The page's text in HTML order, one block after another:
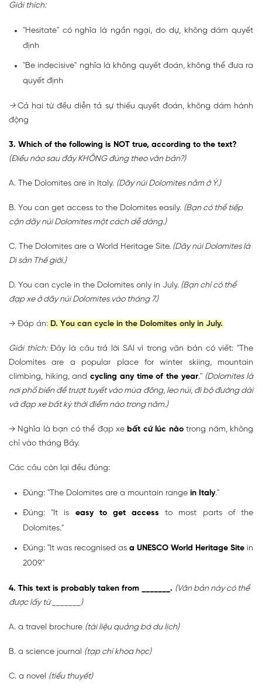
Giải thích:
"Hesitate" có nghĩa là ngần ngại, do dự, không dám quyết
định
"Be indecisive" nghĩa là không quyết đoán, không thể đưa ra
quyết định
→Cả hai từ đều diễn tả sự thiếu quyết đoán, không dám hành
động
3. Which of the following is NOT true, according to the text?
(Điều nào sau đây KHÔNG đúng theo văn bản?)
A. The Dolomites are in Italy. (Dãy núi Dolomites nằm ở Ý.)
B. You can get access to the Dolomites easily. (Bạn có thể tiếp
cận dãy núi Dolomites một cách dễ dàng.)
C. The Dolomites are a World Heritage Site. (Dãy núi Dolomites là
Di sản Thế giới.)
D. You can cycle in the Dolomites only in July. (Bạn chỉ có thể
đạp xe ở dãy núi Dolomites vào tháng 7.)
→ Đáp án: D. You can cycle in the Dolomites only in July.
Giải thích:Đây là câu trả lời SAI vì trong văn bản có viết: "The
Dolomites are a popular place for winter skiing, mountain
climbing, hiking, andcycling any time of the year." (Dolomites là
nơi phổ biến để trượt tuyết vào mùa đông, leo núi, đi bộ đường dài
và đạp xe bất kỳ thời điểm nào trong năm.)
→ Nghĩa là bạn có thể đạp xe bất cứ lúc nàotrong năm, không
chỉ vào tháng Bảy.
Các câu còn lại đều đúng:
Đúng: "The Dolomites are a mountain range in Italy."
Đúng: "It is easy to get access to most parts of the
Dolomites."
Đúng: "It was recognised as a UNESCO World Heritage Site in
2009."
4. This text is probably taken from _______. (Văn bản này có thể
được lấy từ _______)
A. a travel brochure (tài liệu quảng bá du lịch)
B. a science journal (tạp chí khoa học)
C. a novel (tiểu thuyết)